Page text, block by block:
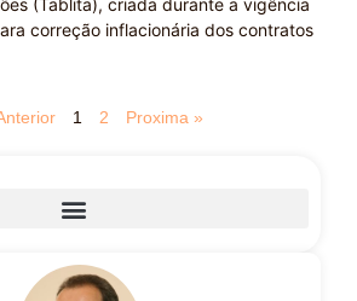
(Tablita), criada durante a vigência
correção inflacionária dos contratos
1 2 Proxima »